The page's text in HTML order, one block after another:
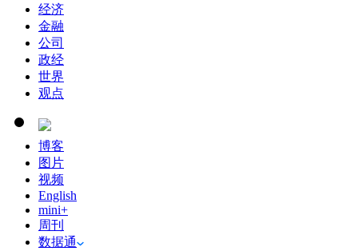
经济
金融
公司
政经
世界
观点
博客
图片
视频
English
mini+
周刊
数据通